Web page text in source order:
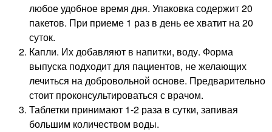
любое удобное время дня. Упаковка содержит 20
пакетов. При приеме 1 раз в день ее хватит на 20
суток.
Капли. Их добавляют в напитки, воду. Форма
выпуска подходит для пациентов, не желающих
лечиться на добровольной основе. Предварительно
стоит проконсультироваться с врачом.
Таблетки принимают 1-2 раза в сутки, запивая
большим количеством воды.